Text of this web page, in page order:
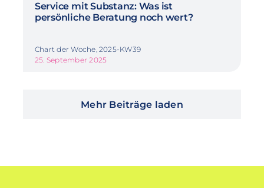
Service mit Substanz: Was ist
persönliche Beratung noch wert?
Chart der Woche, 2025-KW39
25. September 2025
Mehr Beiträge laden